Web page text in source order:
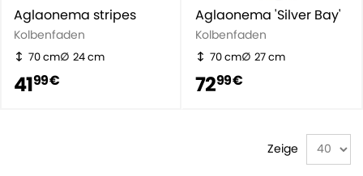
Aglaonema stripes
Kolbenfaden
70 cm 24 cm
4199 €
Aglaonema 'Silver Bay'
Kolbenfaden
70 cm 27 cm
7299 €
Zeige